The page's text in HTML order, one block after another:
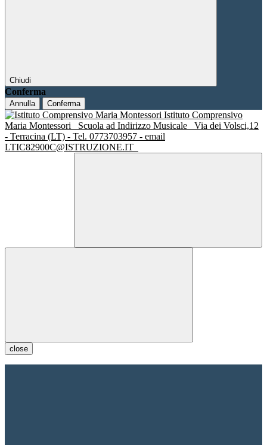
Chiudi
Conferma
Annulla Conferma
Istituto Comprensivo
Maria Montessori
Scuola ad Indirizzo Musicale
Via dei Volsci,12
- Terracina (LT) - Tel. 0773703957 - email
LTIC82900C@ISTRUZIONE.IT
close